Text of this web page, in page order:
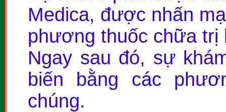
Medica, được nhấn
phương thuốc chữa
Ngay sau đó, sự
biến bằng các
chúng.